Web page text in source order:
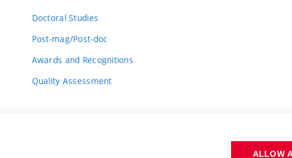
Doctoral Studies
Post-mag/Post-doc
Awards and Recognitions
Quality Assessment
ALLOW